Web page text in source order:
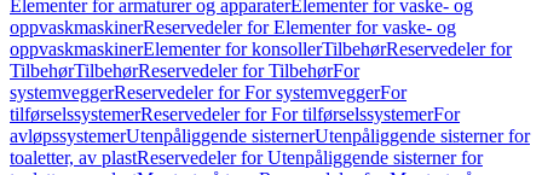
Elementer for armaturer og apparaterElementer for vaske- og
oppvaskmaskinerReservedeler for Elementer for vaske- og
oppvaskmaskinerElementer for konsollerTilbehørReservedeler for
TilbehørTilbehørReservedeler for TilbehørFor
systemveggerReservedeler for For systemveggerFor
tilførselssystemerReservedeler for For tilførselssystemerFor
avløpssystemerUtenpåliggende sisternerUtenpåliggende sisterner for
toaletter, av plastReservedeler for Utenpåliggende sisterner for